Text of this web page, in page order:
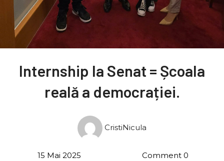
Internship la Senat = Școala
reală a democrației.
CristiNicula
15 Mai 2025 Comment 0